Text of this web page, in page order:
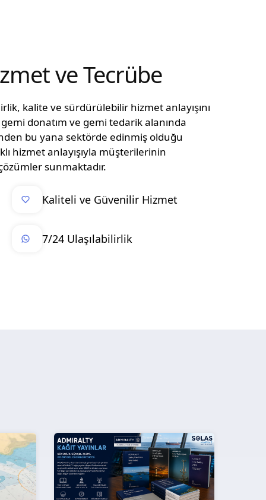
ve Tecrübe
kalite ve sürdürülebilir hizmet anlayışını
donatım ve gemi tedarik alanında
bu yana sektörde edinmiş olduğu
hizmet anlayışıyla müşterilerinin
sunmaktadır.
Kaliteli ve Güvenilir Hizmet
7/24 Ulaşılabilirlik